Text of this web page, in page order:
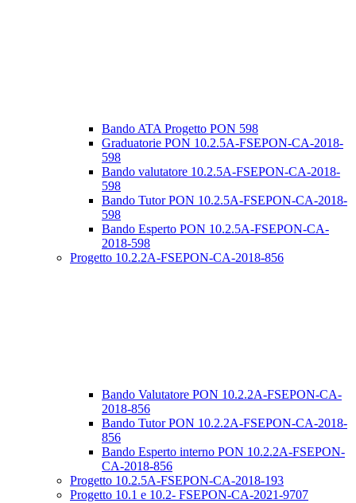
Bando ATA Progetto PON 598
Graduatorie PON 10.2.5A-FSEPON-CA-2018-
598
Bando valutatore 10.2.5A-FSEPON-CA-2018-
598
Bando Tutor PON 10.2.5A-FSEPON-CA-2018-
598
Bando Esperto PON 10.2.5A-FSEPON-CA-
2018-598
Progetto 10.2.2A-FSEPON-CA-2018-856
Bando Valutatore PON 10.2.2A-FSEPON-CA-
2018-856
Bando Tutor PON 10.2.2A-FSEPON-CA-2018-
856
Bando Esperto interno PON 10.2.2A-FSEPON-
CA-2018-856
Progetto 10.2.5A-FSEPON-CA-2018-193
Progetto 10.1 e 10.2- FSEPON-CA-2021-9707